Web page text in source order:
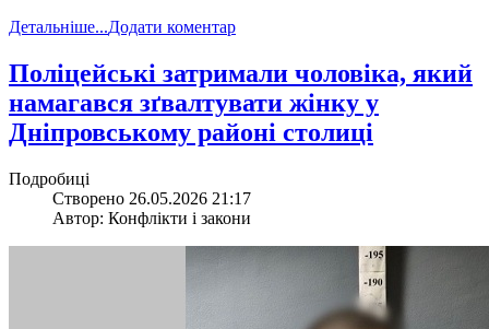
Детальніше...Додати коментар
​Поліцейські затримали чоловіка, який
намагався зґвалтувати жінку у
Дніпровському районі столиці
Подробиці
Створено 26.05.2026 21:17
Автор: Конфлікти і закони